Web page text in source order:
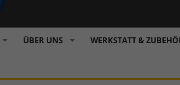
ÜBER UNS WERKSTATT &